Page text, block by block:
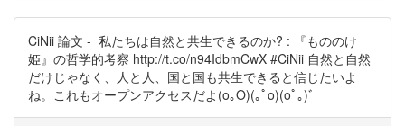
CiNii 論文 - 私たちは自然と共生できるのか? : 『もののけ
姫』の哲学的考察 http://t.co/n94IdbmCwX #CiNii 自然と自然
だけじゃなく、人と人、国と国も共生できると信じたいよ
ね。これもオープンアクセスだよ(o｡O)(｡ﾟο)(οﾟ｡)ﾞ